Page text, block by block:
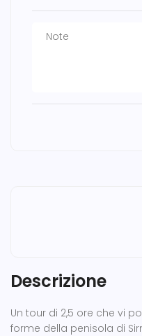
Descrizione
Un tour di 2,5 ore che vi
forme della penisola di